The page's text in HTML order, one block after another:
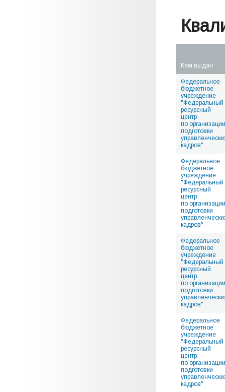
Кем выдан
Федеральное
бюджетное
учреждение
"Федеральный
ресурсный
центр
по организации
подготовки
кадров"
Федеральное
бюджетное
учреждение
"Федеральный
ресурсный
центр
по организации
подготовки
кадров"
Федеральное
бюджетное
учреждение
"Федеральный
ресурсный
центр
по организации
подготовки
кадров"
Федеральное
бюджетное
учреждение
"Федеральный
ресурсный
центр
по организации
подготовки
кадров"